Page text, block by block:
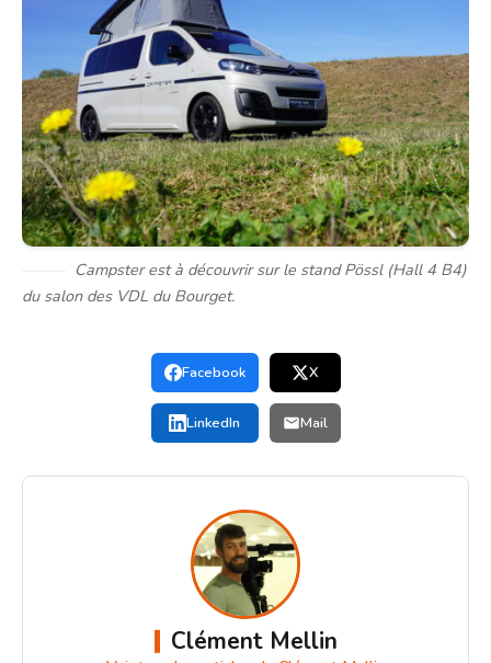
Campster est à découvrir sur le stand Pössl (Hall 4 B4)
du salon des VDL du Bourget.
Facebook X
LinkedIn Mail
Clément Mellin